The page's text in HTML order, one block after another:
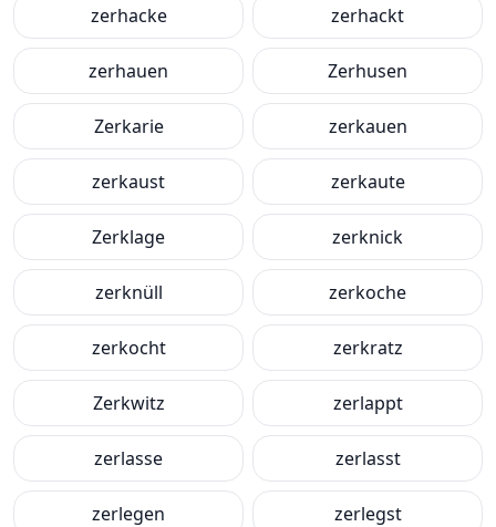
zerhacke zerhackt
zerhauen Zerhusen
Zerkarie zerkauen
zerkaust zerkaute
Zerklage zerknick
zerknüll zerkoche
zerkocht zerkratz
Zerkwitz zerlappt
zerlasse zerlasst
zerlegen zerlegst